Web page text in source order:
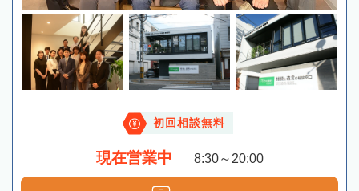
初回相談無料
現在営業中 8:30～20:00